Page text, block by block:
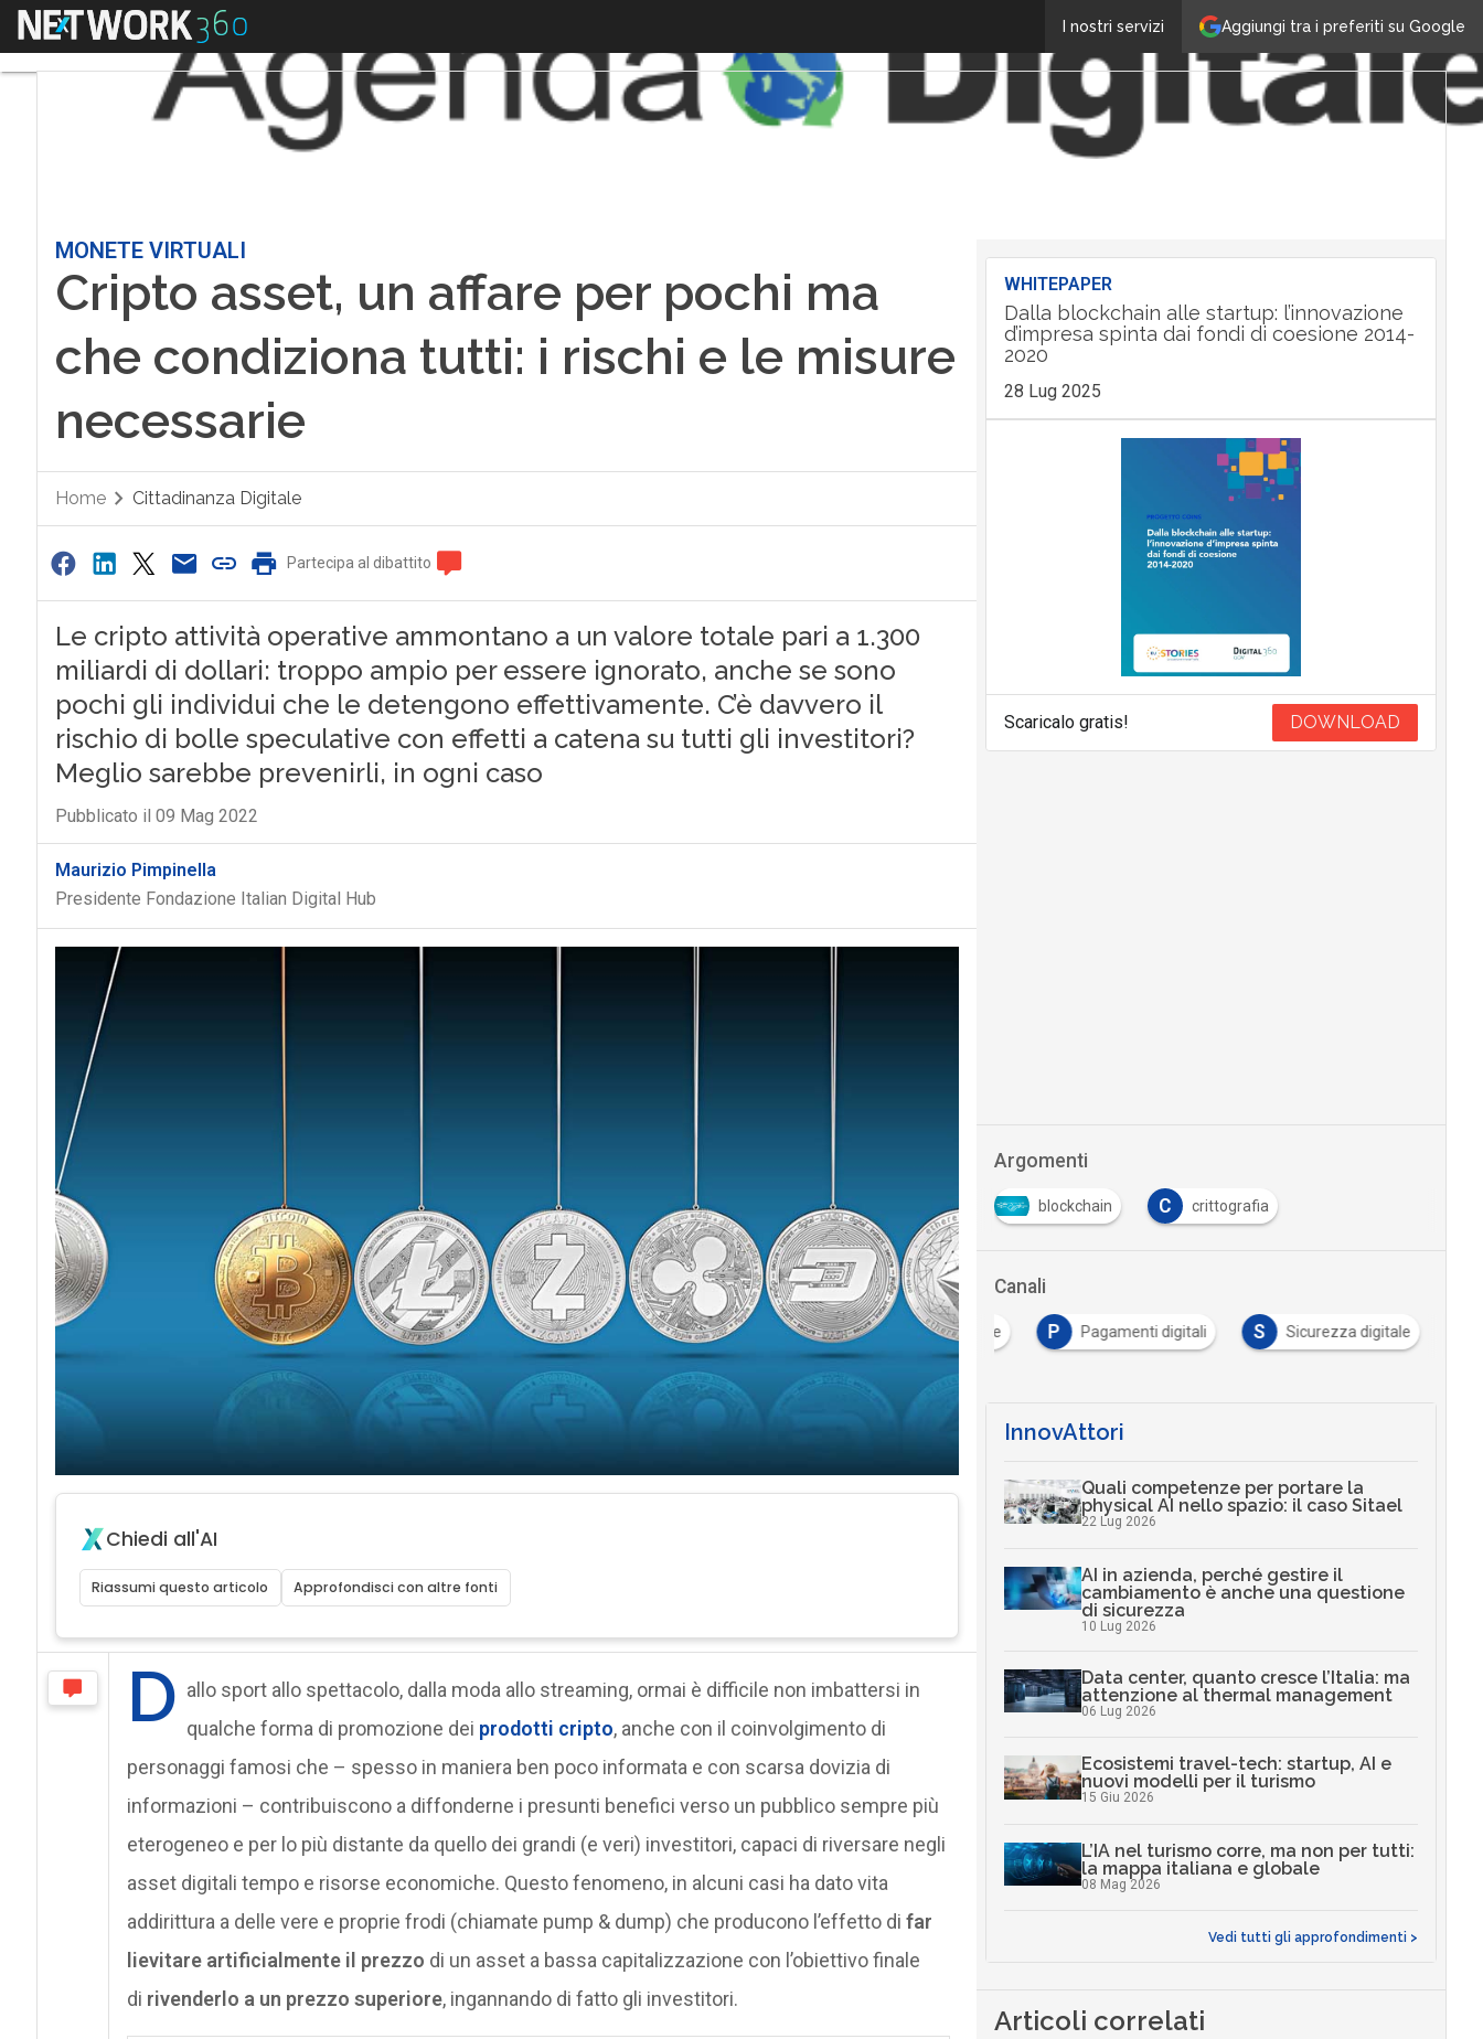
Aggiungi tra i preferiti su Google
I nostri servizi
Menu
MONETE VIRTUALI
Cripto asset, un affare per pochi ma
che condiziona tutti: i rischi e le misure
necessarie
Home Cittadinanza Digitale
Partecipa al dibattito
Le cripto attività operative ammontano a un valore totale pari a 1.300
miliardi di dollari: troppo ampio per essere ignorato, anche se sono
pochi gli individui che le detengono effettivamente. C’è davvero il
rischio di bolle speculative con effetti a catena su tutti gli investitori?
Meglio sarebbe prevenirli, in ogni caso
Pubblicato il 09 Mag 2022
Maurizio Pimpinella
Presidente Fondazione Italian Digital Hub
Chiedi all'AI
Riassumi questo articolo Approfondisci con altre fonti
D allo sport allo spettacolo, dalla moda allo streaming, ormai è difficile non imbattersi in
qualche forma di promozione dei prodotti cripto, anche con il coinvolgimento di
personaggi famosi che – spesso in maniera ben poco informata e con scarsa dovizia di
informazioni – contribuiscono a diffonderne i presunti benefici verso un pubblico sempre più
eterogeneo e per lo più distante da quello dei grandi (e veri) investitori, capaci di riversare negli
asset digitali tempo e risorse economiche. Questo fenomeno, in alcuni casi ha dato vita
addirittura a delle vere e proprie frodi (chiamate pump & dump) che producono l’effetto di far
lievitare artificialmente il prezzo di un asset a bassa capitalizzazione con l’obiettivo finale
di rivenderlo a un prezzo superiore, ingannando di fatto gli investitori.
WHITEPAPER
Dalla blockchain alle startup: l’innovazione
d’impresa spinta dai fondi di coesione 2014-
2020
28 Lug 2025
Scaricalo gratis! DOWNLOAD
Argomenti
blockchain C crittografia
Canali
Cittadinanza digitale P Pagamenti digitali S Sicurezza digitale
InnovAttori
Quali competenze per portare la
physical AI nello spazio: il caso Sitael
22 Lug 2026
AI in azienda, perché gestire il
cambiamento è anche una questione
di sicurezza
10 Lug 2026
Data center, quanto cresce l’Italia: ma
attenzione al thermal management
06 Lug 2026
Ecosistemi travel-tech: startup, AI e
nuovi modelli per il turismo
15 Giu 2026
L’IA nel turismo corre, ma non per tutti:
la mappa italiana e globale
08 Mag 2026
Vedi tutti gli approfondimenti >
Articoli correlati